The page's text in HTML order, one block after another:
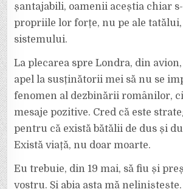
șantajabili, oamenii aceștia chiar
propriile lor forțe, nu pe ale tatălui,
sistemului.
La plecarea spre Londra, din
apel la susținătorii mei să nu se
fenomen al dezbinării românilor, ci
mesaje pozitive. Cred că este
pentru că există bătălii de dus și
Există viață, nu doar moarte.
Eu trebuie, din 19 mai, să fiu și
vostru. Și abia asta mă